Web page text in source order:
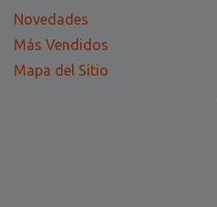
Novedades
Más Vendidos
Mapa del Sitio